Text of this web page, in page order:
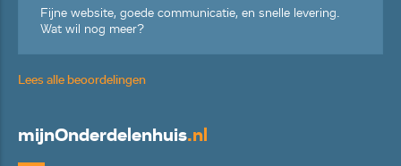
Fijne website, goede communicatie, en snelle levering.
Wat wil nog meer?
Lees alle beoordelingen
mijnOnderdelenhuis.nl